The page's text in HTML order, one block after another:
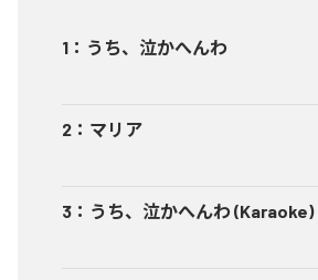
1 ： うち、泣かへんわ
2 ： マリア
3 ： うち、泣かへんわ (Karaoke)